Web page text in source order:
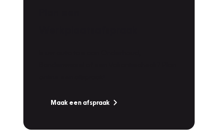
Maak een afspraak